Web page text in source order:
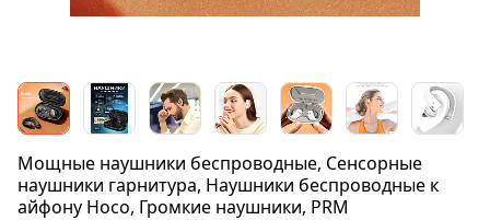
Мощные наушники беспроводные, Сенсорные
наушники гарнитура, Наушники беспроводные к
айфону Hoco, Громкие наушники, PRM